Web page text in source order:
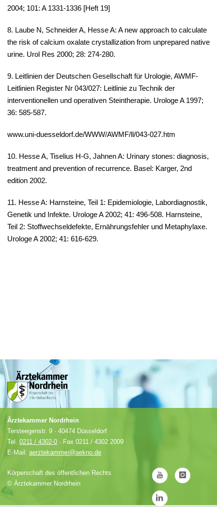
2004; 101: A 1331-1336 [Heft 19]
8. Laube N, Schneider A, Hesse A: A new approach to calculate
the risk of calcium oxalate crystallization from unprepared native
urine. Urol Res 2000; 28: 274-280.
9. Leitlinien der Deutschen Gesellschaft für Urologie, AWMF-
Leitlinien Register Nr 043/027: Leitlinie zu Technik der
interventionellen und operativen Steintherapie. Urologe A 1997;
36: 585-587.
www.uni-duesseldorf.de/WWW/AWMF/ll/043-027.htm
10. Hesse A, Tiselius H-G, Jahnen A: Urinary stones: diagnosis,
treatment and prevention of recurrence. Basel: Karger, 2nd
edition 2002.
11. Hesse A: Harnsteine, Teil 1: Epidemiologie, Labordiagnostik,
Genetik und Infekte. Urologe A 2002; 41: 496-508. Harnsteine,
Teil 2: Stoffwechseldefekte, Ernährungsfehler und Metaphylaxe.
Urologe A 2002; 41: 616-629.
Ärztekammer Nordrhein
Tersteegenstr. 9 · 40474 Düsseldorf
Tel. 0211 / 4302-0 · Fax 0211 / 4302 2009
E-Mail: aerztekammer@aekno.de
Körperschaft des öffentlichen Rechts
© Ärztekammer Nordrhein